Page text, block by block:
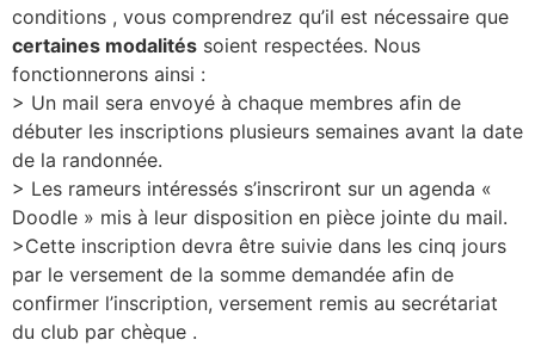
conditions , vous comprendrez qu’il est nécessaire que
certaines modalités soient respectées. Nous
fonctionnerons ainsi :
> Un mail sera envoyé à chaque membres afin de
débuter les inscriptions plusieurs semaines avant la date
de la randonnée.
> Les rameurs intéressés s’inscriront sur un agenda «
Doodle » mis à leur disposition en pièce jointe du mail.
>Cette inscription devra être suivie dans les cinq jours
par le versement de la somme demandée afin de
confirmer l’inscription, versement remis au secrétariat
du club par chèque .